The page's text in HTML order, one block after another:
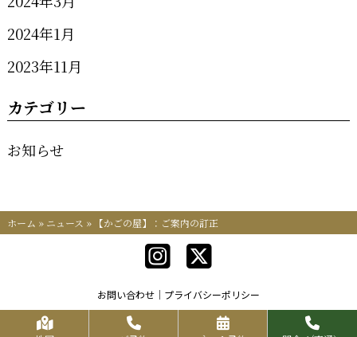
2024年1月
2023年11月
カテゴリー
お知らせ
ホーム » ニュース » 【かごの屋】：ご案内の訂正
お問い合わせ プライバシーポリシー
Copyrights KR FOOD SERVICE All Rights Reserved.